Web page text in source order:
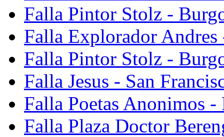
Falla Pintor Stolz -
Falla Explorador Andres
Falla Pintor Stolz -
Falla Jesus - San
Falla Poetas Anonimos
Falla Plaza Doctor